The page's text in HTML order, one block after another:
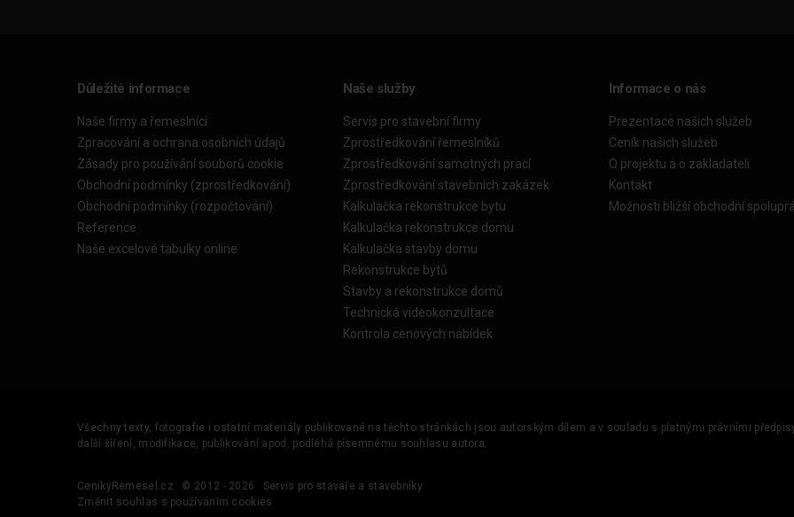
Důležité informace
Naše firmy a řemeslníci
Zpracování a ochrana osobních údajů
Zásady pro používání souborů cookie
Obchodní podmínky (zprostředkování)
Obchodní podmínky (rozpočtování)
Reference
Naše excelové tabulky online
Naše služby
Servis pro stavební firmy
Zprostředkování řemeslníků
Zprostředkování samotných prací
Zprostředkování stavebních zakázek
Kalkulačka rekonstrukce bytu
Kalkulačka rekonstrukce domu
Kalkulačka stavby domu
Rekonstrukce bytů
Stavby a rekonstrukce domů
Technická videokonzultace
Kontrola cenových nabídek
Informace o nás
Prezentace našich služeb
Ceník našich služeb
O projektu a o zakladateli
Kontakt
Možnosti bližší obchodní
Všechny texty, fotografie i ostatní materiály publikované na těchto stránkách jsou autorským dílem a v souladu s platnými právními
další šíření, modifikace, publikování apod. podléhá písemnému souhlasu autora.
CenikyRemesel.cz © 2012 - 2026
Servis pro stavaře a stavebníky
Změnit souhlas s používáním cookies